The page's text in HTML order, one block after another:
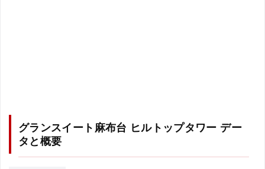
グランスイート麻布台 ヒルトップタワー デー
タと概要